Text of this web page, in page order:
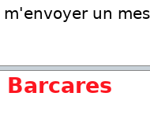
un
Barcares